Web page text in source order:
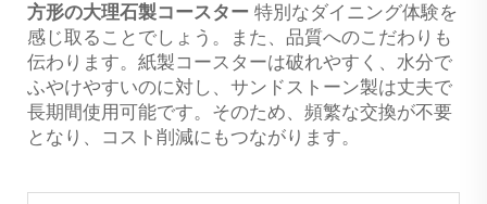
方形の大理石製コースター 特別なダイニング体験を
感じ取ることでしょう。また、品質へのこだわりも
伝わります。紙製コースターは破れやすく、水分で
ふやけやすいのに対し、サンドストーン製は丈夫で
長期間使用可能です。そのため、頻繁な交換が不要
となり、コスト削減にもつながります。